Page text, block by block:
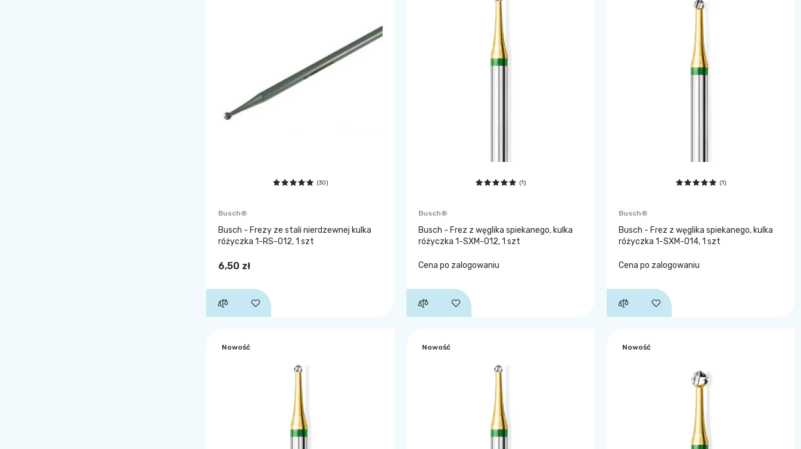
(30)
Busch®
Busch - Frezy ze stali nierdzewnej kulka
różyczka 1-RS-012, 1 szt
6,50 zł
(1)
Busch®
Busch - Frez z węglika spiekanego, kulka
różyczka 1-SXM-012, 1 szt
Cena po zalogowaniu
(1)
Busch®
Busch - Frez z węglika spiekanego, kulka
różyczka 1-SXM-014, 1 szt
Cena po zalogowaniu
Nowość Nowość Nowość